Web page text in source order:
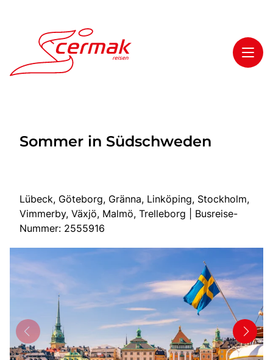
Highlights
Tagesfahrten
Mehrtagesfahrten
Bus mieten
Katalog anfordern
Uber uns
Sommer in Südschweden
Lübeck, Göteborg, Gränna, Linköping, Stockholm,
Vimmerby, Växjö, Malmö, Trelleborg | Busreise-
Nummer: 2555916